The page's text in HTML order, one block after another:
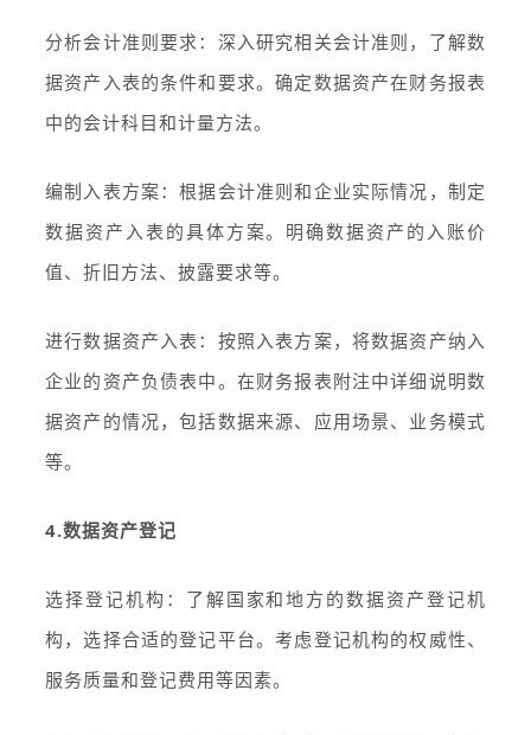
分析会计准则要求：深入研究相关会计准则，了解数
据资产入表的条件和要求。确定数据资产在财务报表
中的会计科目和计量方法。
编制入表方案：根据会计准则和企业实际情况，制定
数据资产入表的具体方案。明确数据资产的入账价
值、折旧方法、披露要求等。
进行数据资产入表：按照入表方案，将数据资产纳入
企业的资产负债表中。在财务报表附注中详细说明数
据资产的情况，包括数据来源、应用场景、业务模式
等。
4.数据资产登记
选择登记机构：了解国家和地方的数据资产登记机
构，选择合适的登记平台。考虑登记机构的权威性、
服务质量和登记费用等因素。